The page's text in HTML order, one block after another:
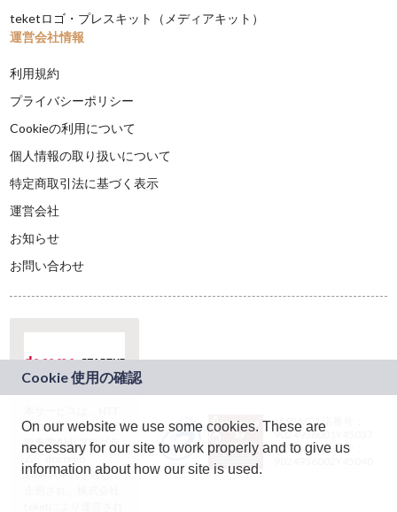
teketロゴ・プレスキット（メディアキット）
運営会社情報
利用規約
プライバシーポリシー
Cookieの利用について
個人情報の取り扱いについて
特定商取引法に基づく表示
運営会社
お知らせ
お問い合わせ
ドコモグループの新
規事業創出プログラ
ム「docomo
STARTUP」を通じて
JASRAC許諾番号：
9024936001Y45037
JASRAC許諾番号：
On our website we use some cookies. These are
necessary for our site to work properly and to give us
information about how our site is used.